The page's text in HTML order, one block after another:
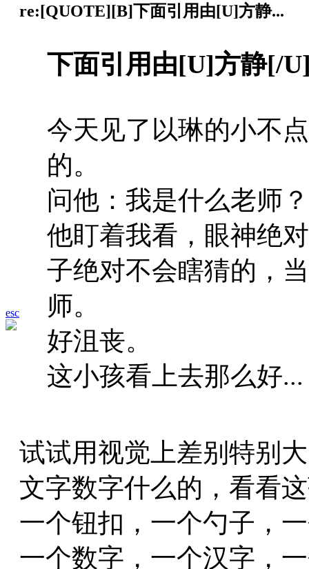
esc
re:[QUOTE][B]下面引用由[U]方静...
下面引用由[U]方静[/
今天见了以琳的小不
的。
问他：我是什么老师？
他盯着我看，眼神绝
子绝对不会瞎猜的，
师。
好沮丧。
这小孩看上去那么好...
试试用视觉上差别特别
文字数字什么的，看看
一个钮扣，一个勺子，
一个数字，一个汉字，